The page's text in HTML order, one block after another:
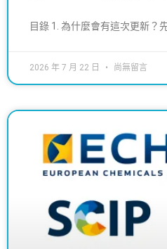
目錄 1. 為什麼會有這次更新？
2026 年 7 月 22 日 尚無留言